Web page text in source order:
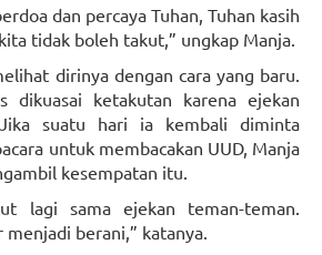
dan percaya Tuhan, Tuhan kasih
tidak boleh takut,” ungkap Manja.
dirinya dengan cara yang baru.
dikuasai ketakutan karena ejekan
Jika suatu hari ia kembali diminta
untuk membacakan UUD, Manja
kesempatan itu.
lagi sama ejekan teman-teman.
menjadi berani,” katanya.